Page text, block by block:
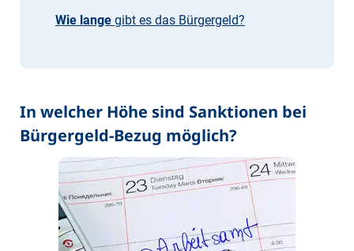
Wie lange gibt es das Bürgergeld?
In welcher Höhe sind Sanktionen bei
Bürgergeld-Bezug möglich?